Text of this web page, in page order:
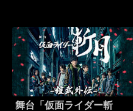
舞台「仮面ライダー斬